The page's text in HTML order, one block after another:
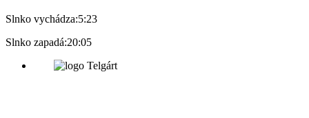
Slnko vychádza:5:23
Slnko zapadá:20:05